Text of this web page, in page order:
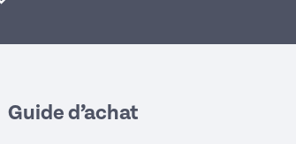
Afficher la suite
Guide d’achat